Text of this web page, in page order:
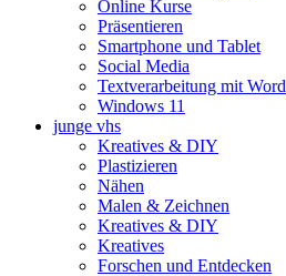
Online Kurse
Präsentieren
Smartphone und Tablet
Social Media
Textverarbeitung mit Word
Windows 11
junge vhs
Kreatives & DIY
Plastizieren
Nähen
Malen & Zeichnen
Kreatives & DIY
Kreatives
Forschen und Entdecken